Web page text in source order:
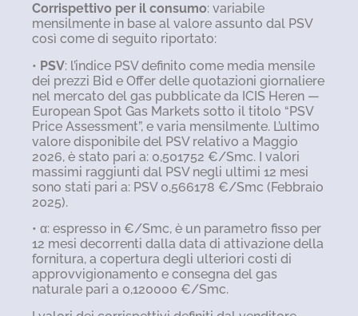
Corrispettivo per il consumo: variabile
mensilmente in base al valore assunto dal PSV
così come di seguito riportato:
• PSV: l’indice PSV definito come media mensile
dei prezzi Bid e Offer delle quotazioni giornaliere
nel mercato del gas pubblicate da ICIS Heren —
European Spot Gas Markets sotto il titolo “PSV
Price Assessment”, e varia mensilmente. L’ultimo
valore disponibile del PSV relativo a Maggio
2026, è stato pari a: 0,501752 €/Smc. I valori
massimi raggiunti dal PSV negli ultimi 12 mesi
sono stati pari a: PSV 0,566178 €/Smc (Febbraio
2025).
• α: espresso in €/Smc, è un parametro fisso per
12 mesi decorrenti dalla data di attivazione della
fornitura, a copertura degli ulteriori costi di
approvvigionamento e consegna del gas
naturale pari a 0,120000 €/Smc.